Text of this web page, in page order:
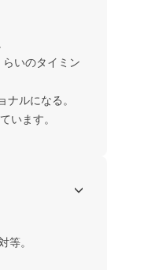
いのタイミン
ルになる。
います。
等。